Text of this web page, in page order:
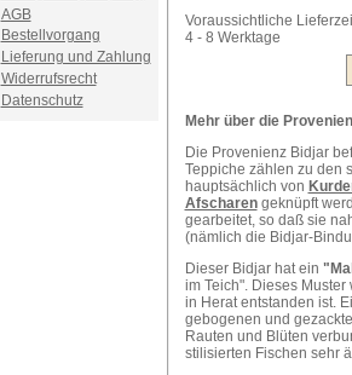
AGB
Bestellvorgang
Lieferung und Zahlung
Widerrufsrecht
Datenschutz
Voraussichtliche
4 - 8 Werktage
Mehr über die
Die Provenienz Bidjar
Teppiche zählen zu den
hauptsächlich von
Afscharengeknüpft
gearbeitet, so daß sie
(nämlich die Bidjar-
Dieser Bidjar hat ein
im Teich". Dieses
in Herat entstanden ist.
gebogenen und
Rauten und Blüten
stilisierten Fischen sehr